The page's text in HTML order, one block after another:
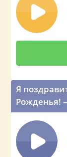
Я
Рожденья!